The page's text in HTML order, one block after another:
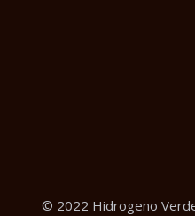
© 2022 Hidrogeno